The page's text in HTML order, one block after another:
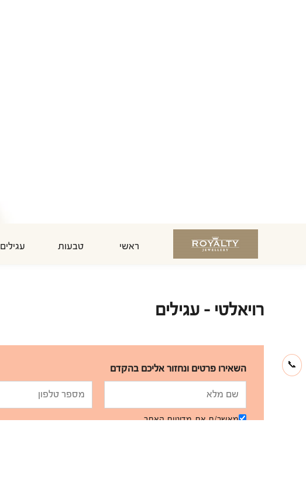
ראשי טבעות עגילים
רויאלטי - עגילים
השאירו פרטים ונחזור אליכם בהקדם
מאשר/ת את מדיניות האתר
📞